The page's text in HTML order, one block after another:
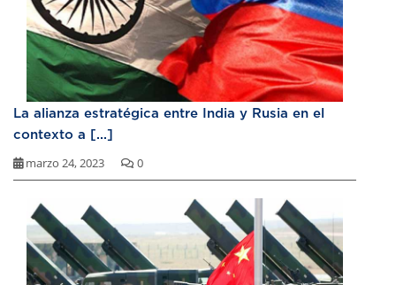
La alianza estratégica entre India y Rusia en el
contexto a [...]
marzo 24, 2023 0